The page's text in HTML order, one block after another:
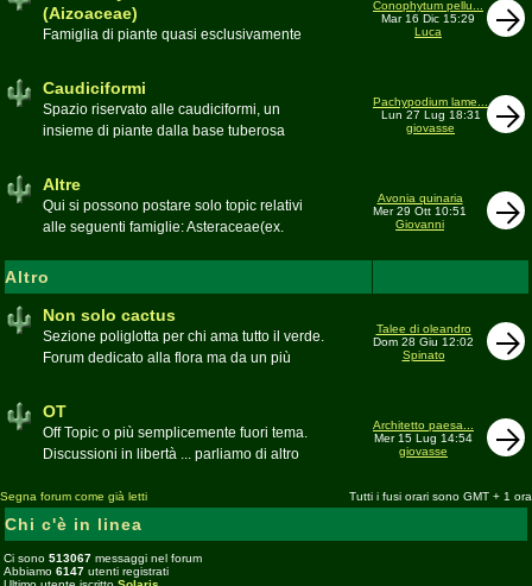
Moderatorebeppe58
(Aizoaceae)
Famiglia di piante quasi esclusivamente
appartenenti alla famiglia
Conophytum pellu...
Mar 16 Dic 15:29
Luca
Caudiciformi
Spazio riservato alle caudiciformi, un
insieme di piante dalla base tuberosa
Pachypodium lame...
Lun 27 Lug 18:31
giovasse
Altre
Qui si possono postare solo topic relativi
alle seguenti famiglie: Asteraceae(ex.
Sansevieria; Lamiaceae (ex. Labiatae) gen.
Coleus e Plectranthus; Peperomiaceae gen.
Peperomia (solo specie succulente);
Geraniaceae gen. Pelargonium, Monsonia
Talinum, Portulacaria
Avonia quinaria
Mer 29 Ott 10:51
Giovanni
Altro
Non solo cactus
Sezione poliglotta per chi ama tutto il verde.
Forum dedicato alla flora ma da un più
Talee di oleandro
Dom 28 Giu 12:02
Spinato
OT
Off Topic o più semplicemente fuori tema.
Discussioni in libertà ... parliamo di altro
Architetto paesa...
Mer 15 Lug 14:54
giovasse
Segna forum come già letti Tutti i fusi orari sono GMT + 1 ora
Chi c'è in linea
Ci sono 513067 messaggi nel forum
Abbiamo 6147 utenti registrati